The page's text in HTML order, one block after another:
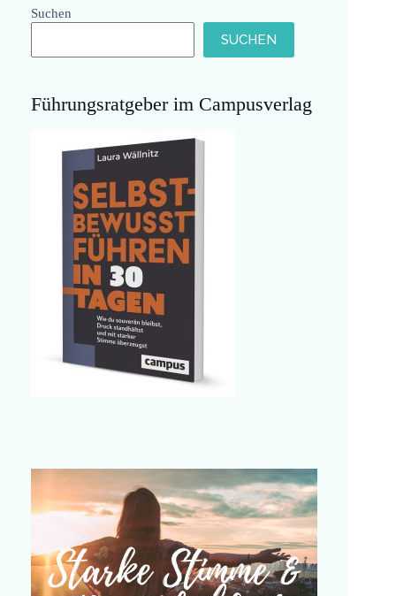
Suchen
SUCHEN
Führungsratgeber im Campusverlag